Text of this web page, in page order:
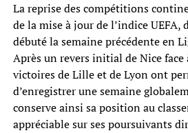
La reprise des compétitions
de la mise à jour de l’indice UEFA,
débuté la semaine précédente en
Après un revers initial de Nice face
victoires de Lille et de Lyon ont
d’enregistrer une semaine
conserve ainsi sa position au
appréciable sur ses poursuivants